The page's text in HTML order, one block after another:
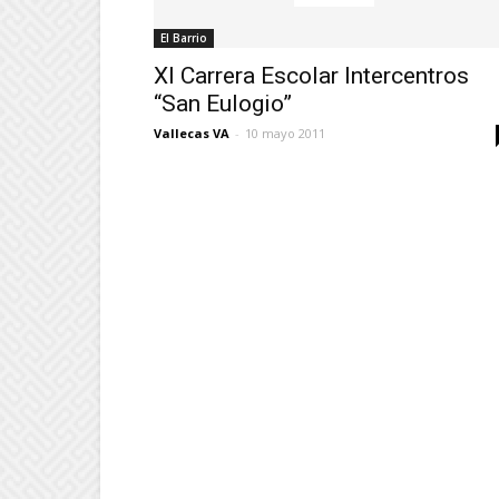
El Barrio
XI Carrera Escolar Intercentros
“San Eulogio”
Vallecas VA - 10 mayo 2011